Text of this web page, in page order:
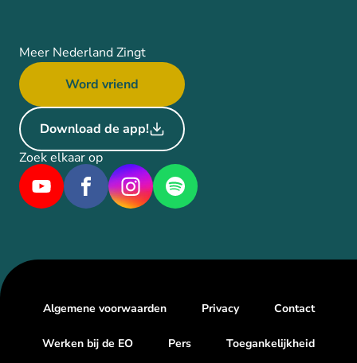
Meer Nederland Zingt
Word vriend
Download de app!
Zoek elkaar op
Algemene voorwaarden Privacy Contact
Werken bij de EO Pers Toegankelijkheid